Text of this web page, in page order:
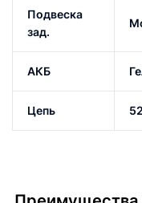
Подвеска
зад.
АКБ
Цепь